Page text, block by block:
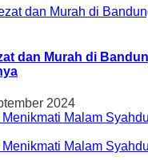
dan Murah di
2024